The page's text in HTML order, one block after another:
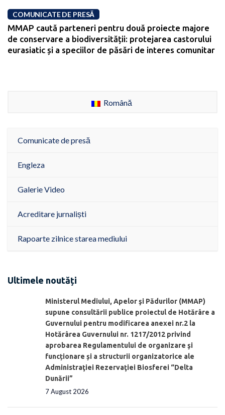
COMUNICATE DE PRESĂ
MMAP caută parteneri pentru două proiecte majore
de conservare a biodiversității: protejarea castorului
eurasiatic și a speciilor de păsări de interes comunitar
Română
Comunicate de presă
Engleza
Galerie Video
Acreditare jurnaliști
Rapoarte zilnice starea mediului
Ultimele noutăți
Ministerul Mediului, Apelor şi Pădurilor (MMAP)
supune consultării publice proiectul de Hotărâre a
Guvernului pentru modificarea anexei nr.2 la
Hotărârea Guvernului nr. 1217/2012 privind
aprobarea Regulamentului de organizare şi
funcționare și a structurii organizatorice ale
Administraţiei Rezervaţiei Biosferei “Delta
Dunării”
7 August 2026